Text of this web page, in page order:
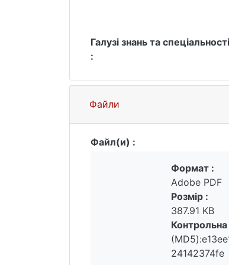
Галузі знань та спеціальності
:
Файли
Файл(и) :
Формат :
Adobe PDF
Розмір :
387.91 KB
24142374fe